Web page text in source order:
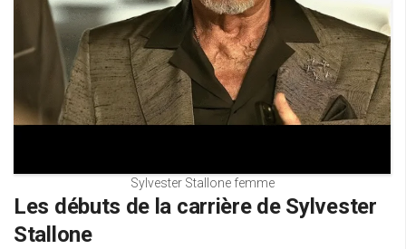
Sylvester Stallone femme
Les débuts de la carrière de Sylvester
Stallone